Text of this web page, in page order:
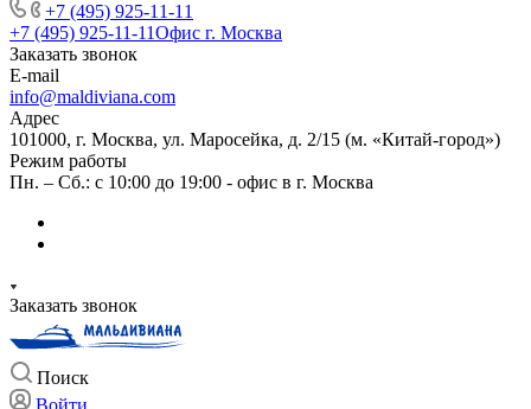
+7 (495) 925-11-11
+7 (495) 925-11-11Офис г. Москва
Заказать звонок
E-mail
info@maldiviana.com
Адрес
101000, г. Москва, ул. Маросейка, д. 2/15 (м. «Китай-город»)
Режим работы
Пн. – Сб.: с 10:00 до 19:00 - офис в г. Москва
Заказать звонок
Поиск
Войти